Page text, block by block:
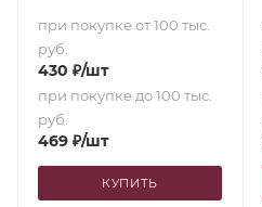
при покупке от 100 тыс.
руб.
430 ₽/шт
при покупке до 100 тыс.
руб.
469 ₽/шт
КУПИТЬ